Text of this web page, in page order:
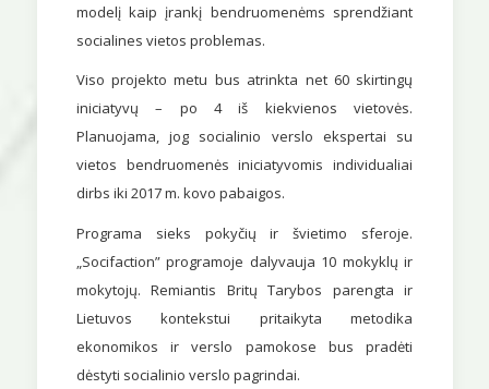
modelį kaip įrankį bendruomenėms sprendžiant
socialines vietos problemas.
Viso projekto metu bus atrinkta net 60 skirtingų
iniciatyvų – po 4 iš kiekvienos vietovės.
Planuojama, jog socialinio verslo ekspertai su
vietos bendruomenės iniciatyvomis individualiai
dirbs iki 2017 m. kovo pabaigos.
Programa sieks pokyčių ir švietimo sferoje.
„Socifaction” programoje dalyvauja 10 mokyklų ir
mokytojų. Remiantis Britų Tarybos parengta ir
Lietuvos kontekstui pritaikyta metodika
ekonomikos ir verslo pamokose bus pradėti
dėstyti socialinio verslo pagrindai.